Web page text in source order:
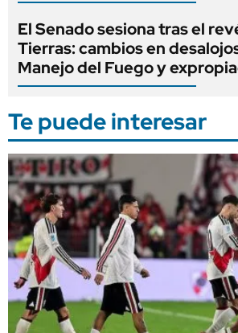
El Senado sesiona tras el
Tierras: cambios en
Manejo del Fuego y
Te puede interesar